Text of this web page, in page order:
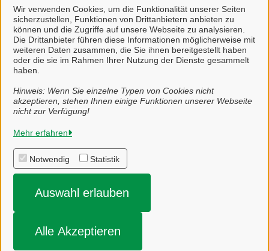
Wir verwenden Cookies, um die Funktionalität unserer Seiten
sicherzustellen, Funktionen von Drittanbietern anbieten zu
können und die Zugriffe auf unsere Webseite zu analysieren.
Die Drittanbieter führen diese Informationen möglicherweise mit
weiteren Daten zusammen, die Sie ihnen bereitgestellt haben
oder die sie im Rahmen Ihrer Nutzung der Dienste gesammelt
haben.
Hinweis: Wenn Sie einzelne Typen von Cookies nicht
akzeptieren, stehen Ihnen einige Funktionen unserer Webseite
nicht zur Verfügung!
Mehr erfahren
Notwendig Statistik
Auswahl erlauben
Alle Akzeptieren
Startseite
Samtgemeinde Freren
Alle Rechte vorbehalten
Datenschutzerklärung